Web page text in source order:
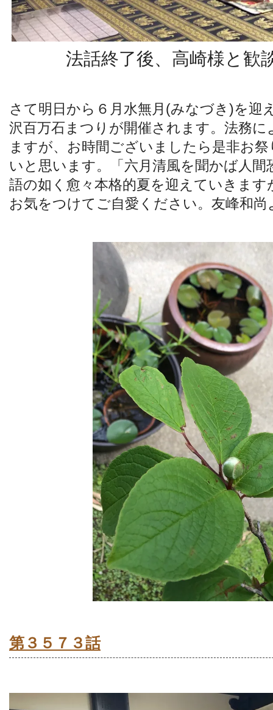
法話終了後、高崎様と歓
さて明日から６月水無月(みなづき)を迎
沢百万石まつりが開催されます。法務
ますが、お時間ございましたら是非お
いと思います。「六月清風を聞かば人
語の如く愈々本格的夏を迎えていきま
お気をつけてご自愛ください。友峰和尚
第３５７３話